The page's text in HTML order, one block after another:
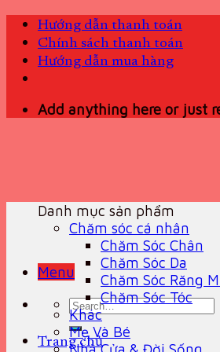
Skip
content
Hướng dẫn thanh toán
Chính sách thanh toán
Hướng dẫn mua hàng
Add anything here or just
Menu
Search
for:
Trang chủ
Danh mục sản phẩm
Chăm sóc cá nhân
Chăm Sóc Chân
Chăm Sóc Da
Chăm Sóc Răng
Chăm Sóc Tóc
Khác
Mẹ Và Bé